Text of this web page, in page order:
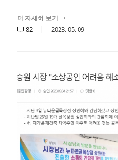
더 자세히 보기
82
2023.05.09